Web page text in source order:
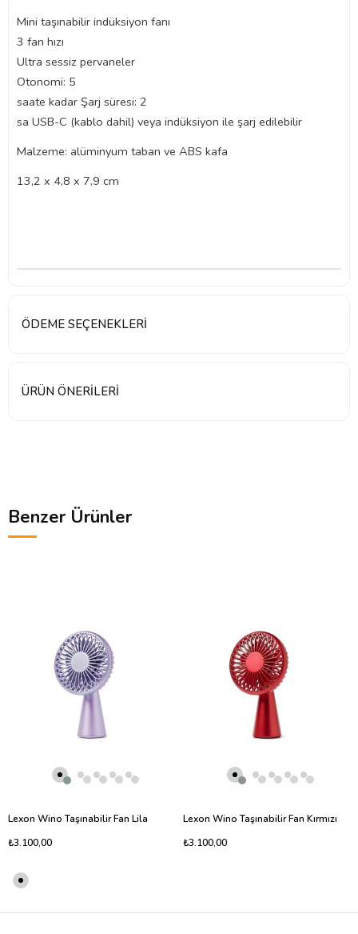
Mini taşınabilir indüksiyon fanı
3 fan hızı
Ultra sessiz pervaneler
Otonomi: 5
saate kadar Şarj süresi: 2
sa USB-C (kablo dahil) veya indüksiyon ile şarj edilebilir
Malzeme: alüminyum taban ve ABS kafa
13,2 x 4,8 x 7,9 cm
ÖDEME SEÇENEKLERI
ÜRÜN ÖNERILERI
Benzer Ürünler
Lexon Wino Taşınabilir Fan Lila
₺3.100,00
Lexon Wino Taşınabilir Fan Kırmızı
₺3.100,00